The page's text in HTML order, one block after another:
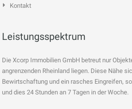
Kontakt
Leistungsspektrum
Die Xcorp Immobilien GmbH betreut nur
angrenzenden Rheinland liegen. Diese Nähe
Bewirtschaftung und ein rasches Eingreifen,
und dies 24 Stunden an 7 Tagen in der Woche.